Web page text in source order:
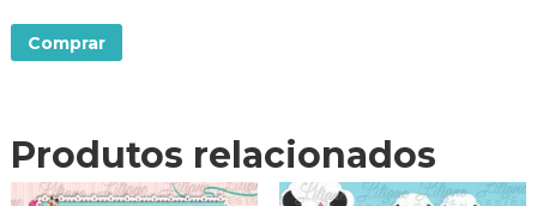
Comprar
Produtos relacionados